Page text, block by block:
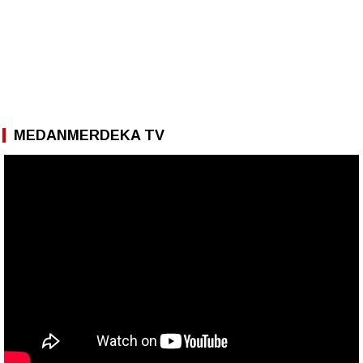
MEDANMERDEKA TV